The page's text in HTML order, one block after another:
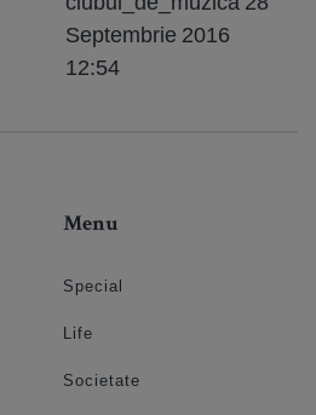
Septembrie 2016
12:54
Menu
Special
Life
Societate